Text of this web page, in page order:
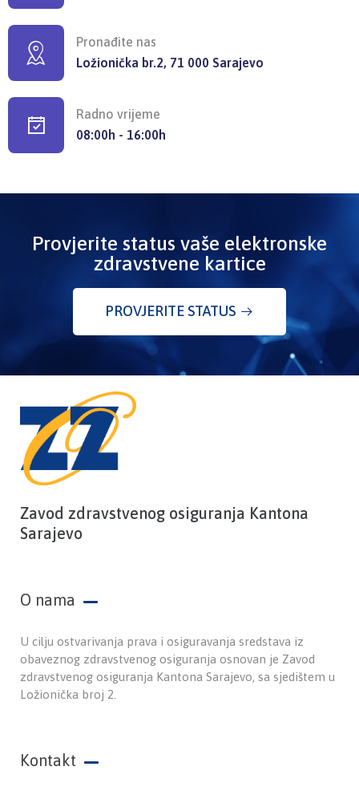
Pronađite nas
Ložionička br.2, 71 000 Sarajevo
Radno vrijeme
08:00h - 16:00h
Provjerite status vaše elektronske
zdravstvene kartice
PROVJERITE STATUS
Zavod zdravstvenog osiguranja Kantona
Sarajevo
O nama
U cilju ostvarivanja prava i osiguravanja sredstava iz
obaveznog zdravstvenog osiguranja osnovan je Zavod
zdravstvenog osiguranja Kantona Sarajevo, sa sjedištem u
Ložionička broj 2.
Kontakt